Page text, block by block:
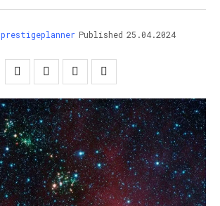
prestigeplanner Published 25.04.2024